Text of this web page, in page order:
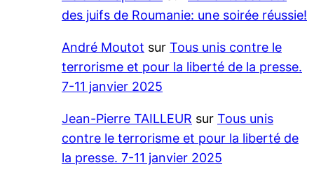
des juifs de Roumanie: une soirée réussie!
André Moutot sur Tous unis contre le
terrorisme et pour la liberté de la presse.
7-11 janvier 2025
Jean-Pierre TAILLEUR sur Tous unis
contre le terrorisme et pour la liberté de
la presse. 7-11 janvier 2025